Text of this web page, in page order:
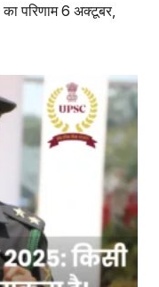
परिणाम 6 अक्टूबर,